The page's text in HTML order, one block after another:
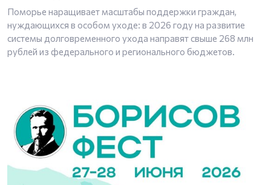
Поморье наращивает масштабы поддержки граждан,
нуждающихся в особом уходе: в 2026 году на развитие
системы долговременного ухода направят свыше 268 млн
рублей из федерального и регионального бюджетов.